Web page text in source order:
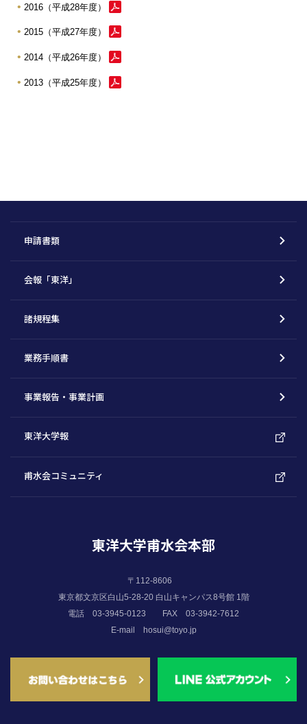
2016（平成28年度）
2015（平成27年度）
2014（平成26年度）
2013（平成25年度）
申請書類
会報「東洋」
諸規程集
業務手順書
事業報告・事業計画
東洋大学報
甫水会コミュニティ
東洋大学甫水会本部
〒112-8606
東京都文京区白山5-28-20 白山キャンパス8号館 1階
電話 03-3945-0123
FAX 03-3942-7612
E-mail hosui@toyo.jp